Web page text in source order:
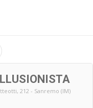
212 - Sanremo (IM)